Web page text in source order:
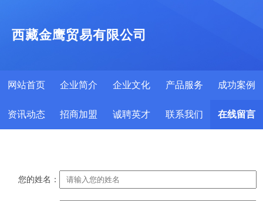
西藏金鹰贸易有限公司
网站首页 企业简介 企业文化 产品服务 成功案例
资讯动态 招商加盟 诚聘英才 联系我们 在线留言
您的姓名：